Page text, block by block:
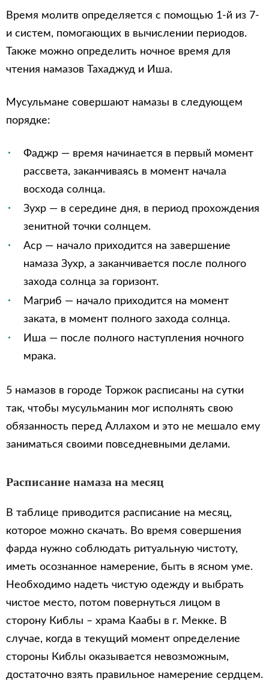
Время молитв определяется с помощью 1-й из 7-
и систем, помогающих в вычислении периодов.
Также можно определить ночное время для
чтения намазов Тахаджуд и Иша.
Мусульмане совершают намазы в следующем
порядке:
Фаджр — время начинается в первый момент
рассвета, заканчиваясь в момент начала
восхода солнца.
Зухр — в середине дня, в период прохождения
зенитной точки солнцем.
Аср — начало приходится на завершение
намаза Зухр, а заканчивается после полного
захода солнца за горизонт.
Магриб — начало приходится на момент
заката, в момент полного захода солнца.
Иша — после полного наступления ночного
мрака.
5 намазов в городе Торжок расписаны на сутки
так, чтобы мусульманин мог исполнять свою
обязанность перед Аллахом и это не мешало ему
заниматься своими повседневными делами.
Расписание намаза на месяц
В таблице приводится расписание на месяц,
которое можно скачать. Во время совершения
фарда нужно соблюдать ритуальную чистоту,
иметь осознанное намерение, быть в ясном уме.
Необходимо надеть чистую одежду и выбрать
чистое место, потом повернуться лицом в
сторону Киблы – храма Каабы в г. Мекке. В
случае, когда в текущий момент определение
стороны Киблы оказывается невозможным,
достаточно взять правильное намерение сердцем.